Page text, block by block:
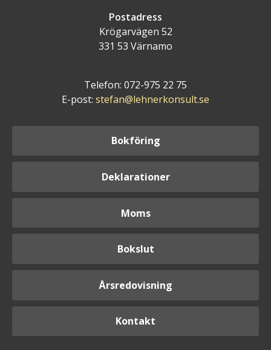
Postadress
Krögarvägen 52
331 53 Värnamo
Telefon: 072-975 22 75
E-post: stefan@lehnerkonsult.se
Bokföring
Deklarationer
Moms
Bokslut
Årsredovisning
Kontakt